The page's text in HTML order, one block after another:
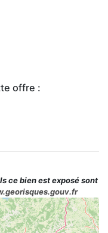
offre :
ce bien est exposé sont